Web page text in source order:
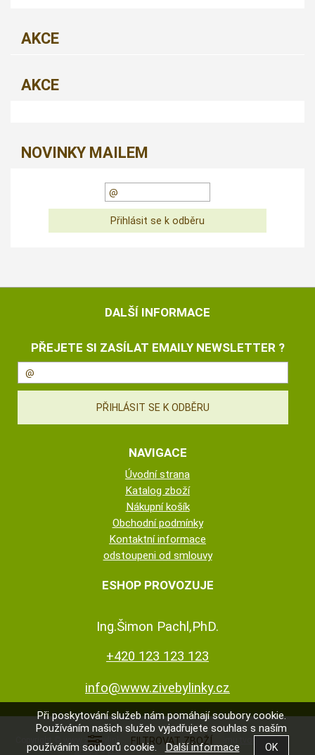
AKCE
AKCE
NOVINKY MAILEM
DALŠÍ INFORMACE
PŘEJETE SI ZASÍLAT EMAILY NEWSLETTER ?
NAVIGACE
Úvodní strana
Katalog zboží
Nákupní košík
Obchodní podmínky
Kontaktní informace
odstoupeni od smlouvy
ESHOP PROVOZUJE
Ing.Šimon Pachl,PhD.
+420 123 123 123
info@www.zivebylinky.cz
www.zivebylinky.cz, provozováno na systému
shopuapronájem e-shopuShop5.cz
Při poskytování služeb nám pomáhají soubory cookie.
Používáním našich služeb vyjadřujete souhlas s naším
používáním souborů cookie. Další informace